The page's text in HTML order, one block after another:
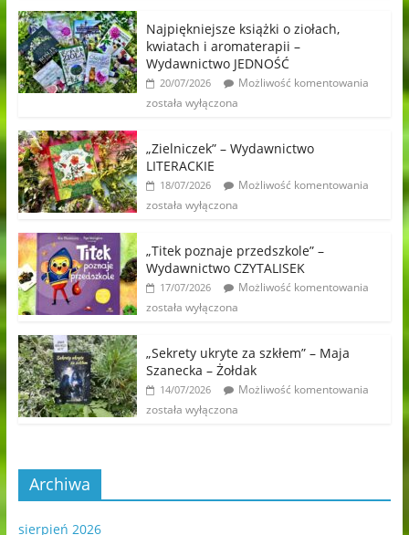
Najpiękniejsze książki o ziołach,
kwiatach i aromaterapii –
Wydawnictwo JEDNOŚĆ
20/07/2026
Możliwość komentowania
została wyłączona
„Zielniczek” – Wydawnictwo
LITERACKIE
18/07/2026
Możliwość komentowania
została wyłączona
„Titek poznaje przedszkole” –
Wydawnictwo CZYTALISEK
17/07/2026
Możliwość komentowania
została wyłączona
„Sekrety ukryte za szkłem” – Maja
Szanecka – Żołdak
14/07/2026
Możliwość komentowania
została wyłączona
Archiwa
sierpień 2026